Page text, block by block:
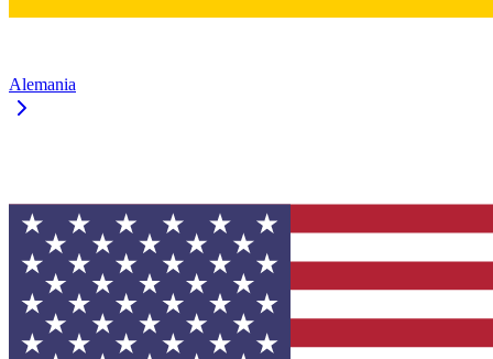
Alemania